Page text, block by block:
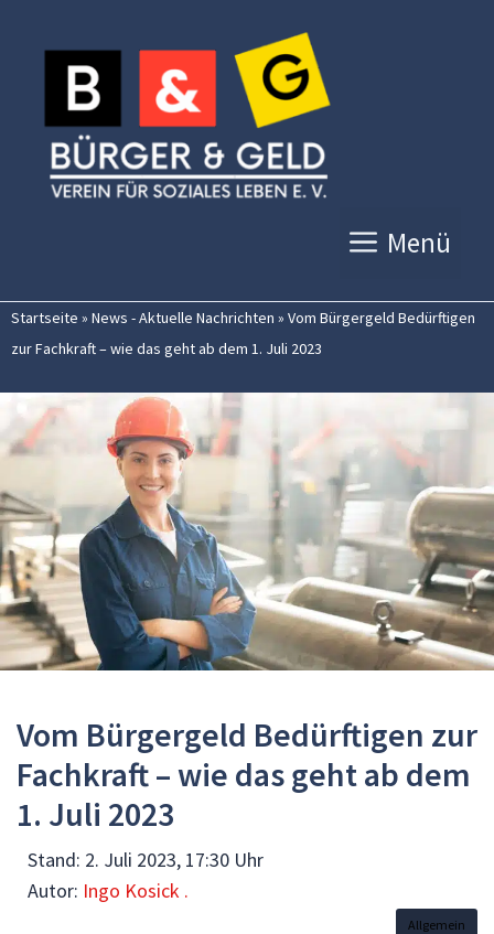
Inhalt
springen
Menü
Startseite » News - Aktuelle Nachrichten » Vom Bürgergeld Bedürftigen
zur Fachkraft – wie das geht ab dem 1. Juli 2023
Vom Bürgergeld Bedürftigen zur
Fachkraft – wie das geht ab dem
1. Juli 2023
Stand: 2. Juli 2023, 17:30 Uhr
Autor: Ingo Kosick .
Allgemein